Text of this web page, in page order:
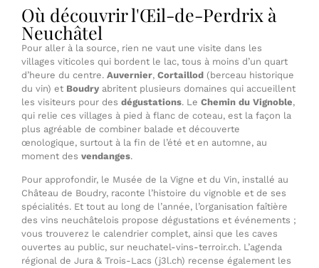
Où découvrir l'Œil-de-Perdrix à
Neuchâtel
Pour aller à la source, rien ne vaut une visite dans les
villages viticoles qui bordent le lac, tous à moins d’un quart
d’heure du centre. Auvernier, Cortaillod (berceau historique
du vin) et Boudry abritent plusieurs domaines qui accueillent
les visiteurs pour des dégustations. Le Chemin du Vignoble,
qui relie ces villages à pied à flanc de coteau, est la façon la
plus agréable de combiner balade et découverte
œnologique, surtout à la fin de l’été et en automne, au
moment des vendanges.
Pour approfondir, le Musée de la Vigne et du Vin, installé au
Château de Boudry, raconte l’histoire du vignoble et de ses
spécialités. Et tout au long de l’année, l’organisation faîtière
des vins neuchâtelois propose dégustations et événements ;
vous trouverez le calendrier complet, ainsi que les caves
ouvertes au public, sur neuchatel-vins-terroir.ch. L’agenda
régional de Jura & Trois-Lacs (j3l.ch) recense également les